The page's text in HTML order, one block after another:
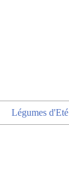
Légumes d'Eté